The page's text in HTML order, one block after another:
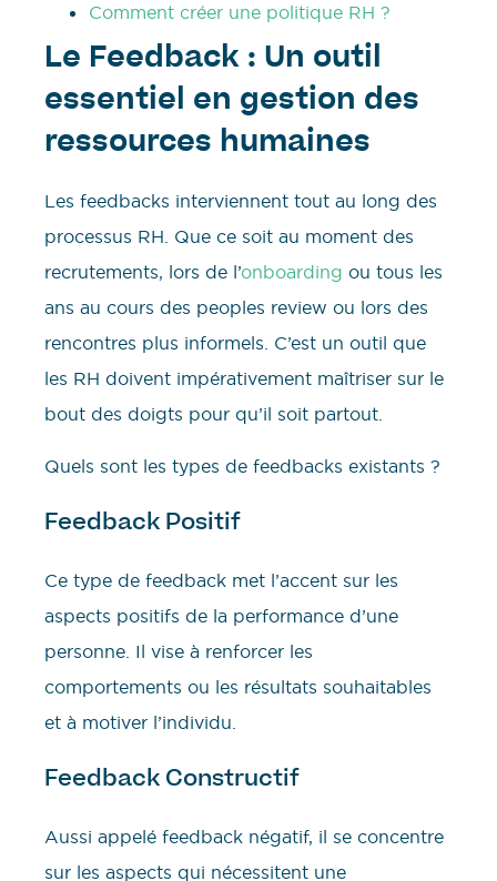
Comment créer une politique RH ?
Le Feedback : Un outil
essentiel en gestion des
ressources humaines
Les feedbacks interviennent tout au long des
processus RH. Que ce soit au moment des
recrutements, lors de l’onboarding ou tous les
ans au cours des peoples review ou lors des
rencontres plus informels. C’est un outil que
les RH doivent impérativement maîtriser sur le
bout des doigts pour qu’il soit partout.
Quels sont les types de feedbacks existants ?
Feedback Positif
Ce type de feedback met l’accent sur les
aspects positifs de la performance d’une
personne. Il vise à renforcer les
comportements ou les résultats souhaitables
et à motiver l’individu.
Feedback Constructif
Aussi appelé feedback négatif, il se concentre
sur les aspects qui nécessitent une